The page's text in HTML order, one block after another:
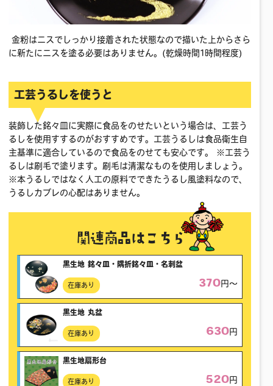
金粉はニスでしっかり接着された状態なので描いた上からさら
に新たにニスを塗る必要はありません。(乾燥時間1時間程度)
工芸うるしを使うと
装飾した銘々皿に実際に食品をのせたいという場合は、工芸う
るしを使用すするのがおすすめです。工芸うるしは食品衛生自
主基準に適合しているので食品をのせても安心です。 ※工芸う
るしは刷毛で塗ります。刷毛は清潔なものを使用しましょう。
※本うるしではなく人工の原料でできたうるし風塗料なので、
うるしカブレの心配はありません。
関連商品はこちら
黒生地 銘々皿・隅折銘々皿・名刺盆
在庫あり 370円〜
黒生地 丸盆
在庫あり 630円
黒生地扇形台
在庫あり 520円